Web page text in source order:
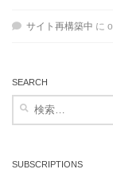
サイト再構築中 に
SEARCH
SUBSCRIPTIONS